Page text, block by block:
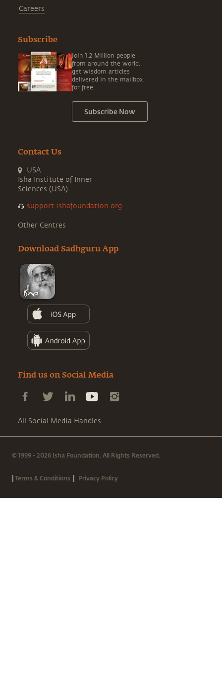
Careers
Subscribe
Join 1.2 Million people
from around the world,
get wisdom articles
delivered in the mailbox
for free.
Subscribe Now
Contact Us
USA
Isha Institute of Inner
Sciences (USA)
support.ishafoundation.org
Other Centres
Download Sadhguru App
Find us on Social Media
All Social Media Handles
© 1999 - 2026 Isha Foundation. All Rights Reserved.
|Terms & Conditions | Privacy Policy